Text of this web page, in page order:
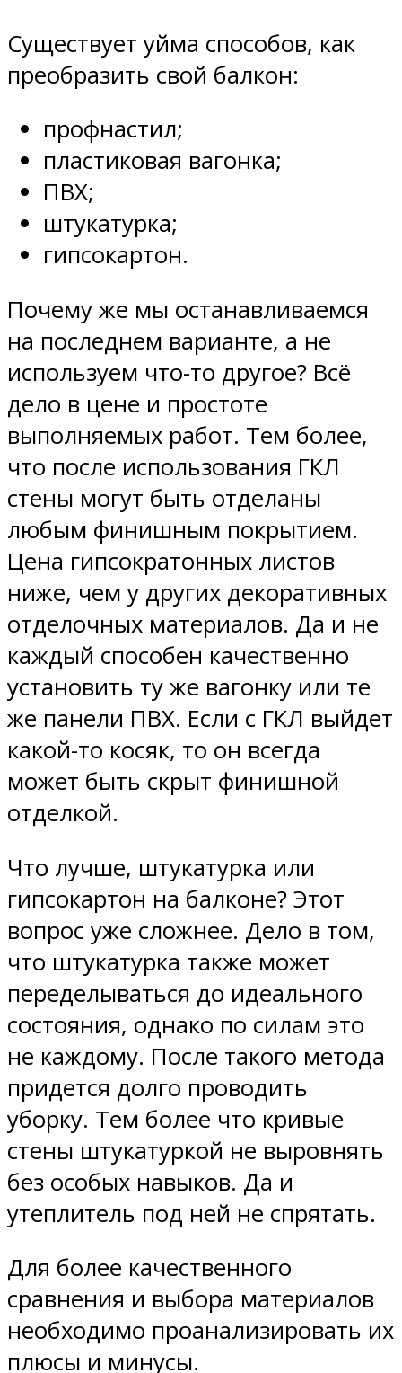
Существует уйма способов, как
преобразить свой балкон:
профнастил;
пластиковая вагонка;
ПВХ;
штукатурка;
гипсокартон.
Почему же мы останавливаемся
на последнем варианте, а не
используем что-то другое? Всё
дело в цене и простоте
выполняемых работ. Тем более,
что после использования ГКЛ
стены могут быть отделаны
любым финишным покрытием.
Цена гипсократонных листов
ниже, чем у других декоративных
отделочных материалов. Да и не
каждый способен качественно
установить ту же вагонку или те
же панели ПВХ. Если с ГКЛ выйдет
какой-то косяк, то он всегда
может быть скрыт финишной
отделкой.
Что лучше, штукатурка или
гипсокартон на балконе? Этот
вопрос уже сложнее. Дело в том,
что штукатурка также может
переделываться до идеального
состояния, однако по силам это
не каждому. После такого метода
придется долго проводить
уборку. Тем более что кривые
стены штукатуркой не выровнять
без особых навыков. Да и
утеплитель под ней не спрятать.
Для более качественного
сравнения и выбора материалов
необходимо проанализировать их
плюсы и минусы.